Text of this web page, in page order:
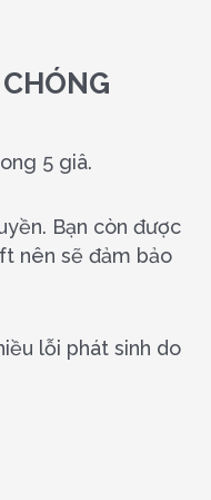
5 giâ.
Bạn còn được
nên sẽ đảm bảo
lỗi phát sinh do